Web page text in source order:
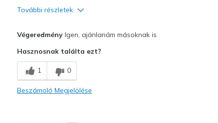
További részletek
Breathe Well
Comfortable
VégeredményIgen, ajánlanám másoknak is
Hasznosnak találta ezt?
1 0
Beszámoló Megjelölése